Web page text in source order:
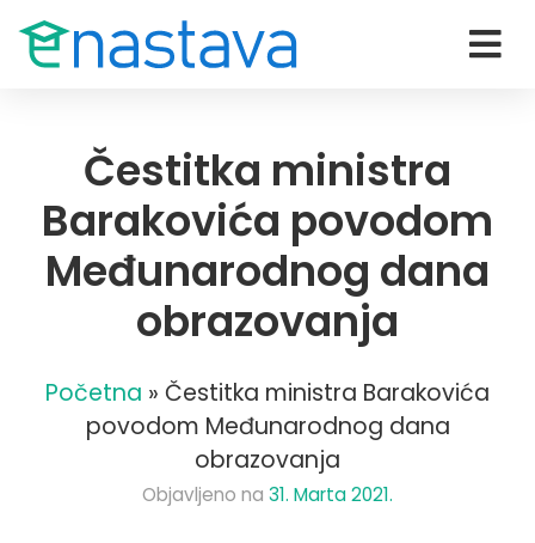
Čestitka ministra
Barakovića povodom
Međunarodnog dana
obrazovanja
Početna » Čestitka ministra Barakovića
povodom Međunarodnog dana
obrazovanja
Objavljeno na 31. Marta 2021.